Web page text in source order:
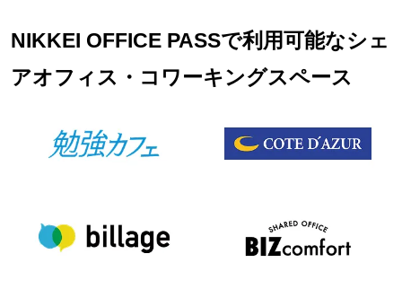
NIKKEI OFFICE PASSで利用可能なシェ
アオフィス・コワーキングスペース